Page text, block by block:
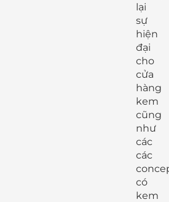
lại
sự
hiện
đại
cho
cửa
hàng
kem
cũng
như
các
các
có
kem